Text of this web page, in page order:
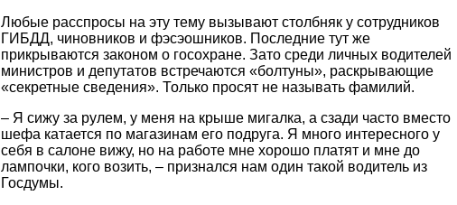
Любые расспросы на эту тему вызывают столбняк у сотрудников
ГИБДД, чиновников и фэсэошников. Последние тут же
прикрываются законом о госохране. Зато среди личных водителей
министров и депутатов встречаются «болтуны», раскрывающие
«секретные сведения». Только просят не называть фамилий.
– Я сижу за рулем, у меня на крыше мигалка, а сзади часто вместо
шефа катается по магазинам его подруга. Я много интересного у
себя в салоне вижу, но на работе мне хорошо платят и мне до
лампочки, кого возить, – признался нам один такой водитель из
Госдумы.